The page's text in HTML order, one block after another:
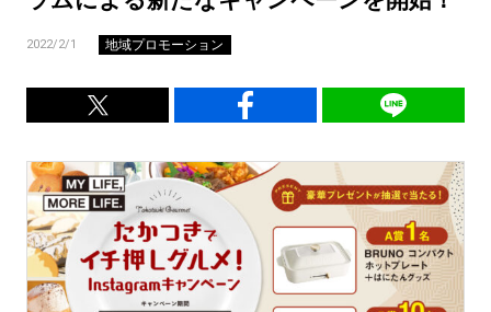
2022/2/1 地域プロモーション